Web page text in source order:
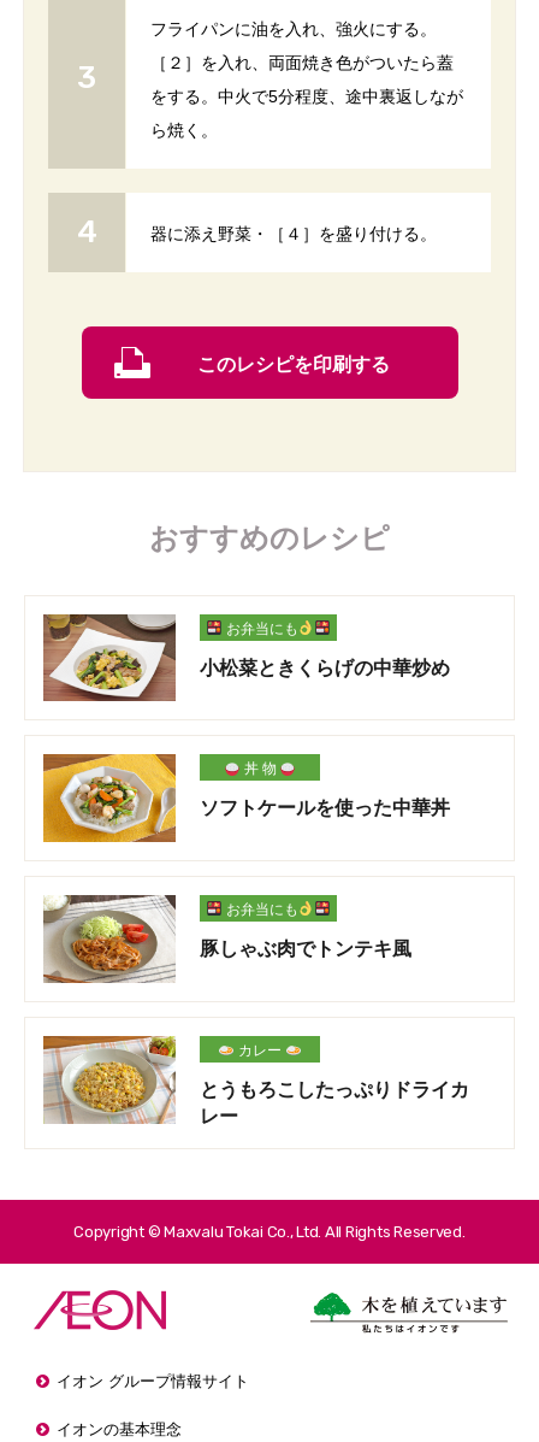
フライパンに油を入れ、強火にする。
［２］を入れ、両面焼き色がついたら蓋
をする。中火で5分程度、途中裏返しなが
ら焼く。
器に添え野菜・［４］を盛り付ける。
このレシピを印刷する
おすすめのレシピ
お弁当にも
小松菜ときくらげの中華炒め
丼 物
ソフトケールを使った中華丼
お弁当にも
豚しゃぶ肉でトンテキ風
カレー
とうもろこしたっぷりドライカ
レー
Copyright © Maxvalu Tokai Co., Ltd. All Rights Reserved.
イオン グループ情報サイト
イオンの基本理念